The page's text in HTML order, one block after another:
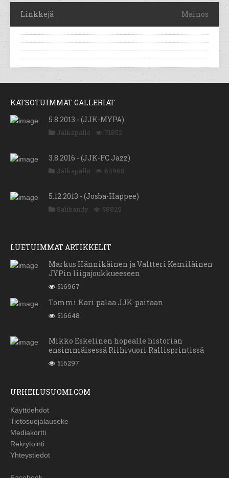
Linkkejä Mainos
KATSOTUIMMAT GALLERIAT
5.8.2013 - (JJK-MYPA)
Jalkapallo 71852
3.8.2016 - (JJK-FC Jazz)
Jalkapallo 64968
5.12.2013 - (Josba-Happee)
Salibandy 58829
LUETUIMMAT ARTIKKELIT
Markus Hännikäinen ja Valtteri Kemiläinen
JYPin liigajoukkueeseen
516967
Tommi Kari palaa JJK-paitaan
516648
Mikko Eskelinen hopealle historian
ensimmäisessä Riihivuori Rallisprintissä
516297
URHEILUSUOMI.COM
Käyttöehdot
Tietosuojalauseke
Mediakortti
Rekrytointi
Yhteystiedot